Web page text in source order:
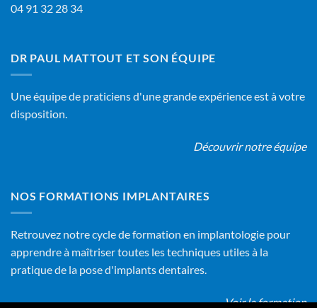
04 91 32 28 34
DR PAUL MATTOUT ET SON ÉQUIPE
Une équipe de praticiens d'une grande expérience est à votre
disposition.
Découvrir notre équipe
NOS FORMATIONS IMPLANTAIRES
Retrouvez notre cycle de formation en implantologie pour
apprendre à maîtriser toutes les techniques utiles à la
pratique de la pose d'implants dentaires.
Voir la formation